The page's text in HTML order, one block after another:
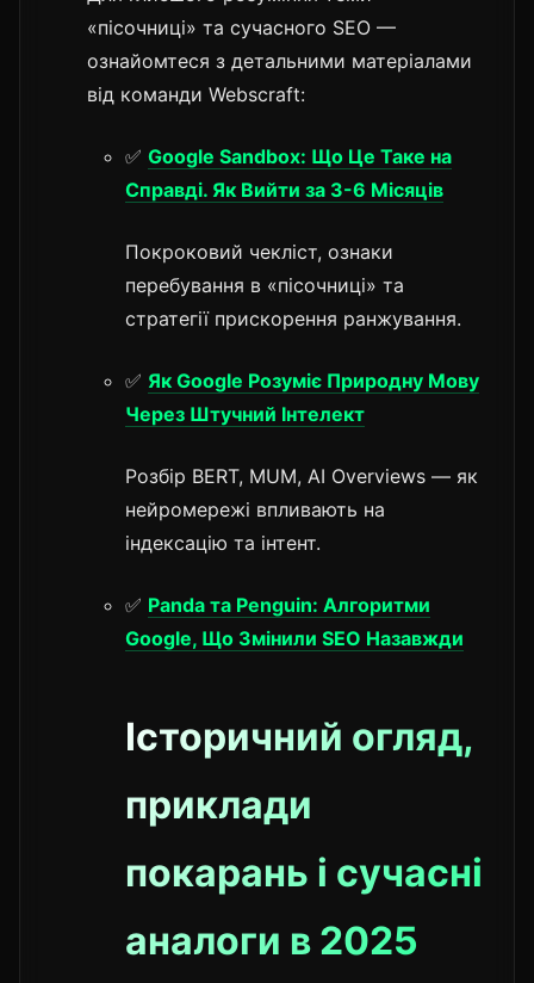
«пісочниці» та сучасного SEO —
ознайомтеся з детальними матеріалами
від команди Webscraft:
✅ Google Sandbox: Що Це Таке на
Справді. Як Вийти за 3-6 Місяців
Покроковий чекліст, ознаки
перебування в «пісочниці» та
стратегії прискорення ранжування.
✅ Як Google Розуміє Природну Мову
Через Штучний Інтелект
Розбір BERT, MUM, AI Overviews — як
нейромережі впливають на
індексацію та інтент.
✅ Panda та Penguin: Алгоритми
Google, Що Змінили SEO Назавжди
Історичний огляд,
приклади
покарань і сучасні
аналоги в 2025